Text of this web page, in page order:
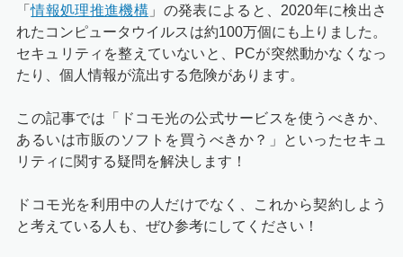
「情報処理推進機構 」の発表によると、2020年に検出さ
れたコンピュータウイルスは約100万個にも上りました。
セキュリティを整えていないと、PCが突然動かなくなっ
たり、個人情報が流出する危険があります。
この記事では「ドコモ光の公式サービスを使うべきか、
あるいは市販のソフトを買うべきか？」といったセキュ
リティに関する疑問を解決します！
ドコモ光を利用中の人だけでなく、これから契約しよう
と考えている人も、ぜひ参考にしてください！